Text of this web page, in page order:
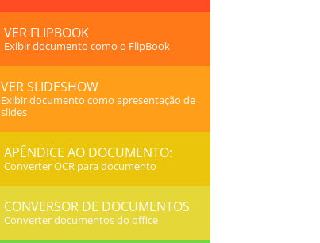
VER FLIPBOOK
Exibir documento como o FlipBook
VER SLIDESHOW
Exibir documento como apresentação de
slides
APÊNDICE AO DOCUMENTO:
Converter OCR para documento
CONVERSOR DE DOCUMENTOS
Converter documentos do office